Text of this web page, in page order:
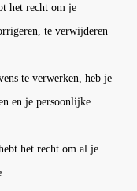
het recht om je
te verwijderen
te verwerken, heb je
en je persoonlijke
het recht om al je